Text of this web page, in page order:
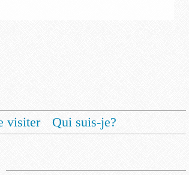
visiter
Qui suis-je?